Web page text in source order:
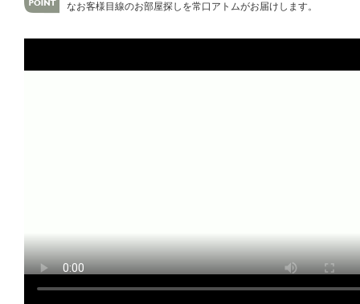
なお客様目線のお部屋探しを常口アトムがお届けします。